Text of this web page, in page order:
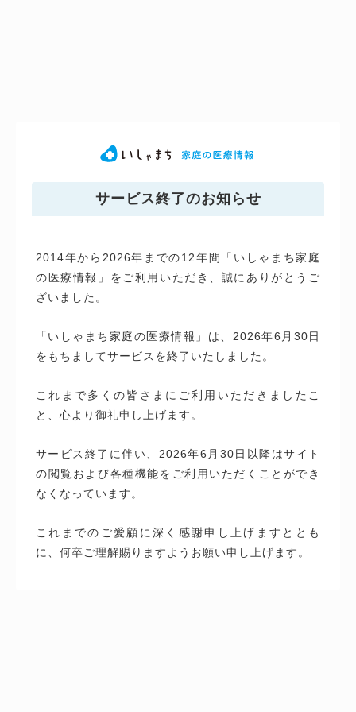
サービス終了のお知らせ
2014年から2026年までの12年間「いしゃまち家庭
の医療情報」をご利用いただき、誠にありがとうご
ざいました。
「いしゃまち家庭の医療情報」は、2026年6月30日
をもちましてサービスを終了いたしました。
これまで多くの皆さまにご利用いただきましたこ
と、心より御礼申し上げます。
サービス終了に伴い、2026年6月30日以降はサイト
の閲覧および各種機能をご利用いただくことができ
なくなっています。
これまでのご愛顧に深く感謝申し上げますととも
に、何卒ご理解賜りますようお願い申し上げます。